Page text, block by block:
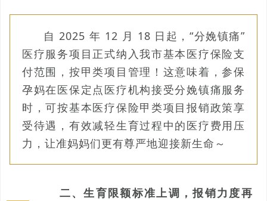
自 2025 年 12 月 18 日起，“分娩镇痛”
医疗服务项目正式纳入我市基本医疗保险支
付范围，按甲类项目管理！这意味着，参保
孕妈在医保定点医疗机构接受分娩镇痛服务
时，可按基本医疗保险甲类项目报销政策享
受待遇，有效减轻生育过程中的医疗费用压
力，让准妈妈们更有尊严地迎接新生命～
二、生育限额标准上调，报销力度再